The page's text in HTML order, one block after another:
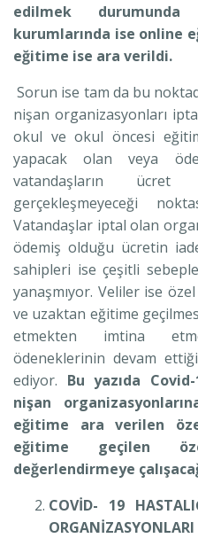
edilmek
kurumlarında ise online
eğitime ise ara verildi.
Sorun ise tam da bu
nişan organizasyonları
okul ve okul öncesi
yapacak olan veya
vatandaşların ücret
gerçekleşmeyeceği
Vatandaşlar iptal olan
ödemiş olduğu ücretin
sahipleri ise çeşitli
yanaşmıyor. Veliler ise
ve uzaktan eğitime
etmekten imtina
ödeneklerinin devam
ediyor. Bu yazıda
nişan
eğitime ara verilen
eğitime geçilen
değerlendirmeye
COVİD- 19